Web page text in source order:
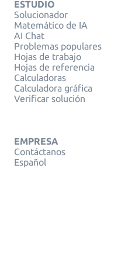
ESTUDIO
Solucionador
Matemático de IA
AI Chat
Problemas populares
Hojas de trabajo
Hojas de referencia
Calculadoras
Calculadora gráfica
Verificar solución
EMPRESA
Contáctanos
Español